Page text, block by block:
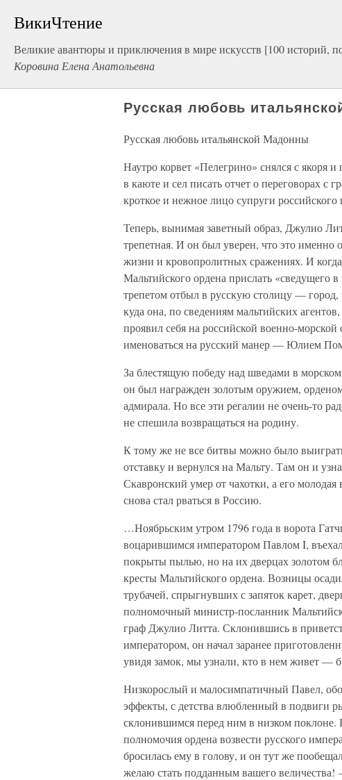
ВикиЧтение
Великие авантюры и приключения в мире искусств [100 историй,
Коровина Елена Анатольевна
Русская любовь
Русская любовь итальянской Мадонны
Наутро корвет «Пелегрино» снялся с якоря
в каюте и сел писать отчет о переговорах с
кроткое и нежное лицо супруги российского
Теперь, вынимая заветный образ, Джулио
трепетная. И он был уверен, что это именно
жизни и кровопролитных сражениях. И
Мальтийского ордена прислать «сведущего
трепетом отбыл в русскую столицу —
куда она, по сведениям мальтийских
проявил себя на российской военно-
именоваться на русский манер — Юлием
За блестящую победу над шведами в
он был награжден золотым оружием,
адмирала. Но все эти регалии не очень-то
не спешила возвращаться на родину.
К тому же не все битвы можно было
отставку и вернулся на Мальту. Там он и
Скавронский умер от чахотки, а его
снова стал рваться в Россию.
…Ноябрьским утром 1796 года в ворота
воцарившимся императором Павлом I,
покрыты пылью, но на их дверцах золотом
кресты Мальтийского ордена. Возницы
трубачей, спрыгнувших с запяток карет,
полномочный министр-посланник
граф Джулио Литта. Склонившись в
императором, он начал заранее
увидя замок, мы узнали, кто в нем живет —
Низкорослый и малосимпатичный Павел,
эффекты, с детства влюбленный в подвиги
склонившимся перед ним в низком поклоне.
полномочия ордена возвести русского
бросилась ему в голову, и он тут же
желаю стать подданным вашего